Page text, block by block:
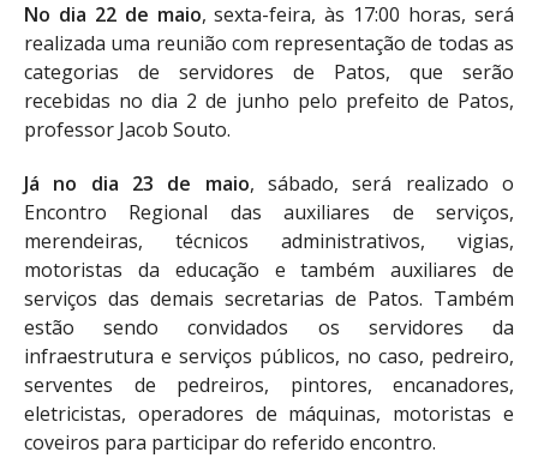
No dia 22 de maio, sexta-feira, às 17:00 horas, será
realizada uma reunião com representação de todas as
categorias de servidores de Patos, que serão
recebidas no dia 2 de junho pelo prefeito de Patos,
professor Jacob Souto.
Já no dia 23 de maio, sábado, será realizado o
Encontro Regional das auxiliares de serviços,
merendeiras, técnicos administrativos, vigias,
motoristas da educação e também auxiliares de
serviços das demais secretarias de Patos. Também
estão sendo convidados os servidores da
infraestrutura e serviços públicos, no caso, pedreiro,
serventes de pedreiros, pintores, encanadores,
eletricistas, operadores de máquinas, motoristas e
coveiros para participar do referido encontro.